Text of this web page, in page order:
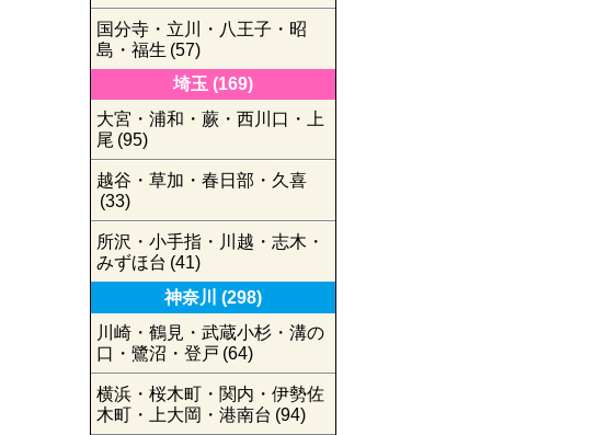
国分寺・立川・八王子・昭
島・福生 (57)
埼玉 (169)
大宮・浦和・蕨・西川口・上
尾 (95)
越谷・草加・春日部・久喜
(33)
所沢・小手指・川越・志木・
みずほ台 (41)
神奈川
(298)
川崎・鶴見・武蔵小杉・溝の
口・鷺沼・登戸 (64)
横浜・桜木町・関内・伊勢佐
木町・上大岡・港南台 (94)